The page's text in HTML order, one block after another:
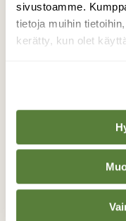
sivustoamme.
tietoja muihin
kerätty, kun olet
Otin kuvan
Suossa killuva
todiste